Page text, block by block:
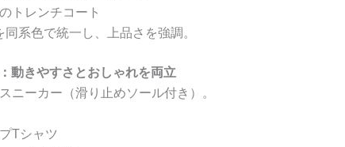
トレンチコート
系色で統一し、上品さを強調。
動きやすさとおしゃれを両立
ニーカー（滑り止めソール付き）。
Tシャツ